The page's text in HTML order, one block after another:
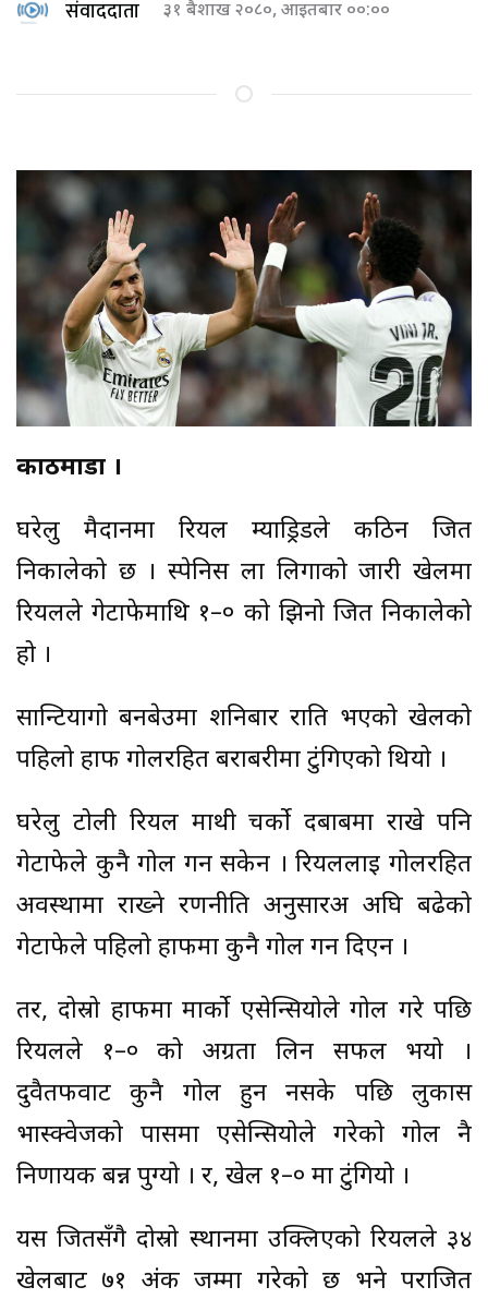
संवाददाता ३१ बैशाख २०८०, आइतबार ००:००
काठमाडौँ ।
घरेलु मैदानमा रियल म्याड्रिडले कठिन जित
निकालेको छ । स्पेनिस ला लिगाको जारी खेलमा
रियलले गेटाफेमाथि १–० को झिनो जित निकालेको
हो ।
सान्टियागो बर्नबेउमा शनिबार राति भएको खेलको
पहिलो हाफ गोलरहित बराबरीमा टुंगिएको थियो ।
घरेलु टोली रियल माथी चर्को दबाबमा राखे पनि
गेटाफेले कुनै गोल गर्न सकेन । रियललाई गोलरहित
अवस्थामा राख्ने रणनीति अनुसारअ अघि बढेको
गेटाफेले पहिलो हाफमा कुनै गोल गर्न दिएन ।
तर, दोस्रो हाफमा मार्को एसेन्सियोले गोल गरे पछि
रियलले १–० को अग्रता लिन सफल भयो ।
दुवैतर्फवाट कुनै गोल हुन नसके पछि लुकास
भास्क्वेजको पासमा एसेन्सियोले गरेको गोल नै
निर्णायक बन्न पुग्यो । र, खेल १–० मा टुंगियो ।
यस जितसँगै दोस्रो स्थानमा उक्लिएको रियलले ३४
खेलबाट ७१ अंक जम्मा गरेको छ भने पराजित